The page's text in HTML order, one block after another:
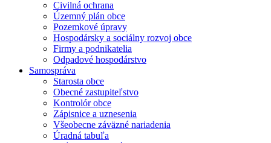
Civilná ochrana
Územný plán obce
Pozemkové úpravy
Hospodársky a sociálny rozvoj obce
Firmy a podnikatelia
Odpadové hospodárstvo
Samospráva
Starosta obce
Obecné zastupiteľstvo
Kontrolór obce
Zápisnice a uznesenia
Všeobecne záväzné nariadenia
Úradná tabuľa